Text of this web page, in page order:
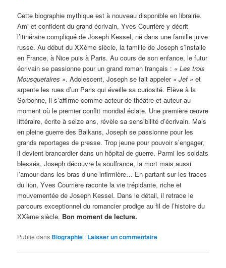
Cette biographie mythique est à nouveau disponible en librairie.
Ami et confident du grand écrivain, Yves Courrière y décrit
l’itinéraire compliqué de Joseph Kessel, né dans une famille juive
russe. Au début du XXème siècle, la famille de Joseph s’installe
en France, à Nice puis à Paris. Au cours de son enfance, le futur
écrivain se passionne pour un grand roman français : « Les trois
Mousquetaires ». Adolescent, Joseph se fait appeler « Jef »et
arpente les rues d’un Paris qui éveille sa curiosité. Elève à la
Sorbonne, il s’affirme comme acteur de théâtre et auteur au
moment où le premier conflit mondial éclate. Une première œuvre
littéraire, écrite à seize ans, révèle sa sensibilité d’écrivain. Mais
en pleine guerre des Balkans, Joseph se passionne pour les
grands reportages de presse. Trop jeune pour pouvoir s’engager,
il devient brancardier dans un hôpital de guerre. Parmi les soldats
blessés, Joseph découvre la souffrance, la mort mais aussi
l’amour dans les bras d’une infirmière… En partant sur les traces
du lion, Yves Courrière raconte la vie trépidante, riche et
mouvementée de Joseph Kessel. Dans le détail, il retrace le
parcours exceptionnel du romancier prodige au fil de l’histoire du
XXème siècle. Bon moment de lecture.
Publié dans Biographie | Laisser un commentaire